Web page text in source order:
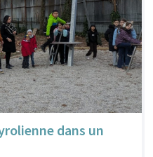
dans un